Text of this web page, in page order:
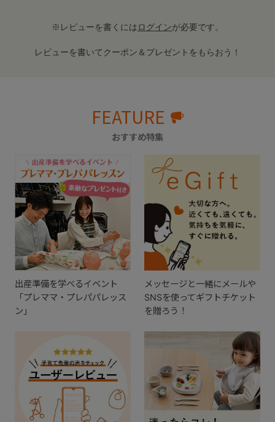
※レビューを書くにはログインが必要です。
レビューを書いてクーポン＆プレゼントをもらおう！
FEATURE
おすすめ特集
出産準備を学べるイベント
「プレママ・プレパパレッス
ン」
メッセージと一緒にメールや
SNSを使ってギフトチケット
を贈ろう！